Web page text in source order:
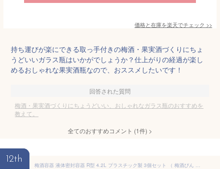
価格と在庫を楽天でチェック >>
持ち運びが楽にできる取っ手付きの梅酒・果実酒づくりにちょ
うどいいガラス瓶はいかがでしょうか？仕上がりの経過が楽し
めるおしゃれな果実酒瓶なので、おススメしたいです！
回答された質問
梅酒・果実酒づくりにちょうどいい、おしゃれなガラス瓶のおすすめを
教えて。
全てのおすすめコメント (1件) >
12th
梅酒容器 液体密封容器 R型 4.2L プラスチック製 3個セット （ 梅酒びん 梅酒瓶 果実酒瓶 保存容器 密閉保存容器 梅酒用保存容器 果実酒用保存容器 梅酒ビン 果実酒びん 果実酒ビン ）【3980円以上送料無料】